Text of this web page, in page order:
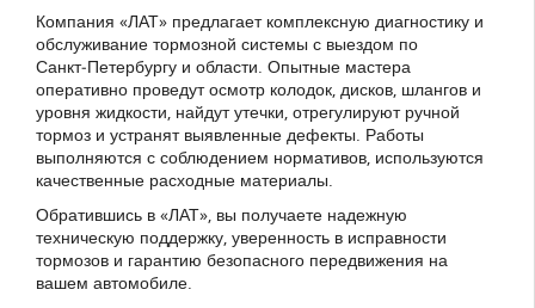
Компания «ЛАТ» предлагает комплексную диагностику и
обслуживание тормозной системы с выездом по
Санкт‑Петербургу и области. Опытные мастера
оперативно проведут осмотр колодок, дисков, шлангов и
уровня жидкости, найдут утечки, отрегулируют ручной
тормоз и устранят выявленные дефекты. Работы
выполняются с соблюдением нормативов, используются
качественные расходные материалы.
Обратившись в «ЛАТ», вы получаете надежную
техническую поддержку, уверенность в исправности
тормозов и гарантию безопасного передвижения на
вашем автомобиле.